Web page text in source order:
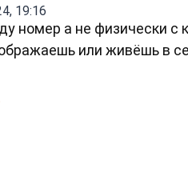
19:16
номер а не физически
или живёшь в